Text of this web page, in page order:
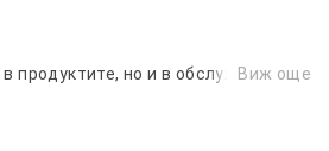
HBM
>/= 80
продуктите, но и в обслужването.
Виж още